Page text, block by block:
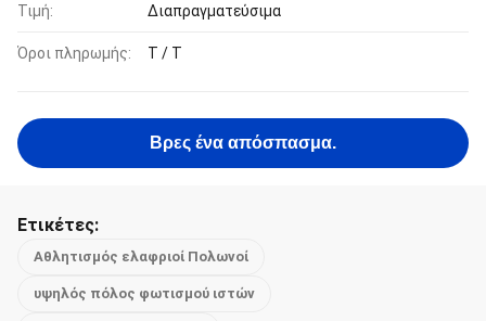
Τιμή: Διαπραγματεύσιμα
Όροι πληρωμής: T / T
Βρες ένα απόσπασμα.
Ετικέτες:
Αθλητισμός ελαφριοί Πολωνοί
υψηλός πόλος φωτισμού ιστών